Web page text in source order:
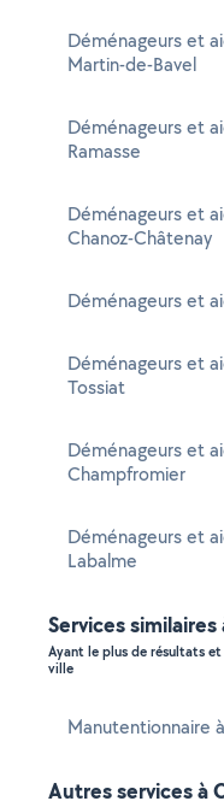
Déménageurs et
Martin-de-Bavel
Déménageurs et
Ramasse
Déménageurs et
Chanoz-Châtenay
Déménageurs et
Déménageurs et
Tossiat
Déménageurs et
Champfromier
Déménageurs et
Labalme
Services
Ayant le plus de résultats
ville
Manutentionnaire
Autres services à